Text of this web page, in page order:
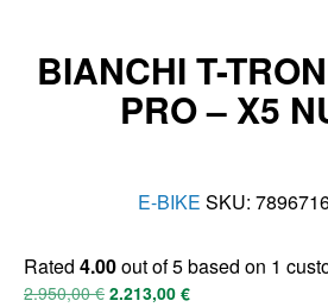
BIANCHI T-
PRO – X5
E-BIKE SKU:
Rated 4.00out of 5 based on 1
2.950,00€ 2.213,00 €